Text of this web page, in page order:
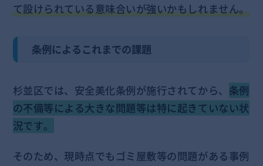
て設けられている意味合いが強いかもしれません。
条例によるこれまでの課題
杉並区では、安全美化条例が施行されてから、 条例
の不備等による大きな問題等は特に起きていない状
況です。
そのため、現時点でもゴミ屋敷等の問題がある事例